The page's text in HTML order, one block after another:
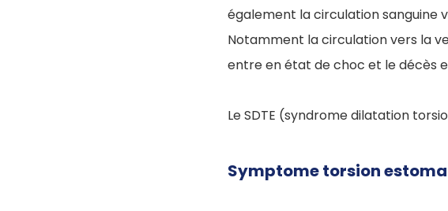
également la circulation sanguine
Notamment la circulation vers la
entre en état de choc et le décès
Le SDTE (syndrome dilatation
Symptome torsion